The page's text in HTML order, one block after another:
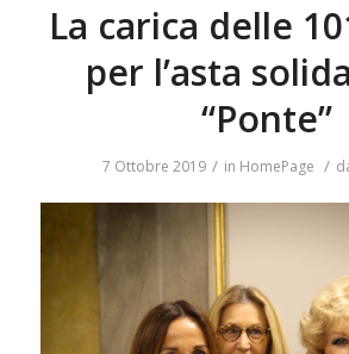
La carica delle
per l’asta
“Ponte”
7 Ottobre 2019 / in HomePage /